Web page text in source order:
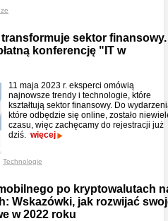
sektor finansowy.
konferencję "IT w
11 maja 2023 r. eksperci omówią
najnowsze trendy i technologie, które
kształtują sektor finansowy. Do
które odbędzie się online, zostało
czasu, więc zachęcamy do rejestracji już
dziś. więcej
Technologie
po kryptowalutach
Wskazówki, jak rozwijać
w 2022 roku